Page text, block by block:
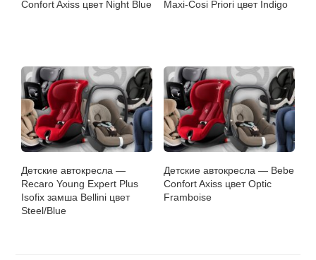
Confort Axiss цвет Night Blue Maxi-Cosi Priori цвет Indigo
Детские автокресла —
Recaro Young Expert Plus
Isofix замша Bellini цвет
Steel/Blue
Детские автокресла — Bebe
Confort Axiss цвет Optic
Framboise